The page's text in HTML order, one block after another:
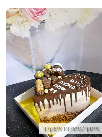
איסוף/משלוח אשקלון
אלת המתוקים